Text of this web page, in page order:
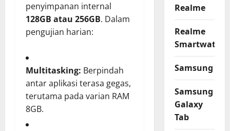
penyimpanan internal
128GB atau 256GB. Dalam
pengujian harian:
Multitasking: Berpindah
antar aplikasi terasa gegas,
terutama pada varian RAM
8GB.
Realme
Realme
Smartwatch
Samsung
Samsung
Galaxy
Tab